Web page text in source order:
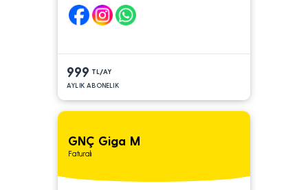
999 TL/AY
AYLIK ABONELIK
GNÇ Giga M
Faturalı